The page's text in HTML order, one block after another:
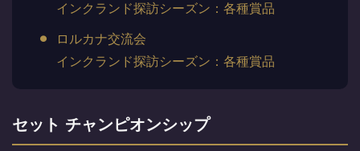
インクランド探訪シーズン：各種賞品
ロルカナ交流会
インクランド探訪シーズン：各種賞品
セット チャンピオンシップ